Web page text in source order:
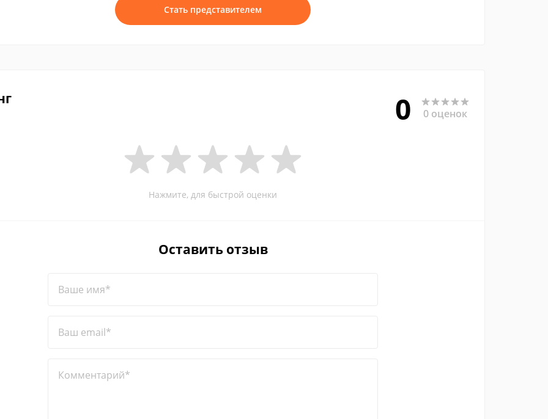
Стать представителем
0 0 оценок
Нажмите, для быстрой оценки
Оставить отзыв
Ваше имя*
Ваш email*
Комментарий*